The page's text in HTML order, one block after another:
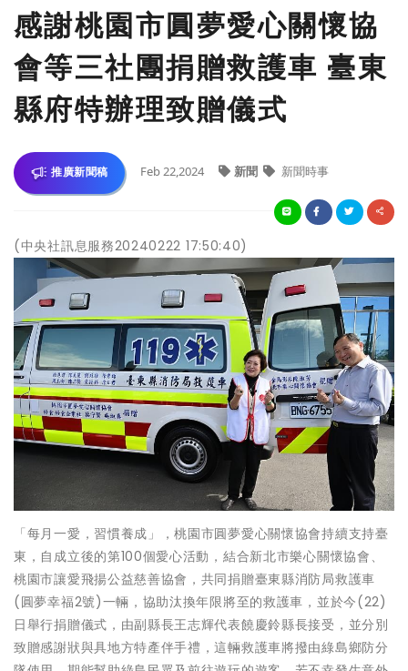
感謝桃園市圓夢愛心關懷協
會等三社團捐贈救護車 臺東
縣府特辦理致贈儀式
推廣新聞稿 Feb 22,2024 新聞 新聞時事
(中央社訊息服務20240222 17:50:40)
「每月一愛，習慣養成」，桃園市圓夢愛心關懷協會持續支持臺
東，自成立後的第100個愛心活動，結合新北市樂心關懷協會、
桃園市讓愛飛揚公益慈善協會，共同捐贈臺東縣消防局救護車
(圓夢幸福2號)一輛，協助汰換年限將至的救護車，並於今(22)
日舉行捐贈儀式，由副縣長王志輝代表饒慶鈴縣長接受，並分別
致贈感謝狀與具地方特產伴手禮，這輛救護車將撥由綠島鄉防分